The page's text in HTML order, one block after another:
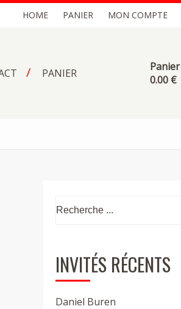
HOME PANIER MON COMPTE
PANIER Panier
0.00 €
INVITÉS RÉCENTS
Daniel Buren